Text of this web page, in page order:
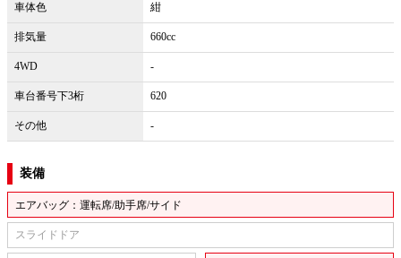
車体色 紺
排気量 660cc
4WD -
車台番号下3桁 620
その他 -
装備
エアバッグ：運転席/助手席/サイド
スライドドア